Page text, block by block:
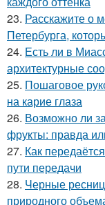
23. Расскажите о
Петербурга,
24. Есть ли в
архитектурные
25. Пошаговое
на карие глаза
26. Возможно ли
фрукты: правда
27. Как
пути передачи
28. Черные
природного